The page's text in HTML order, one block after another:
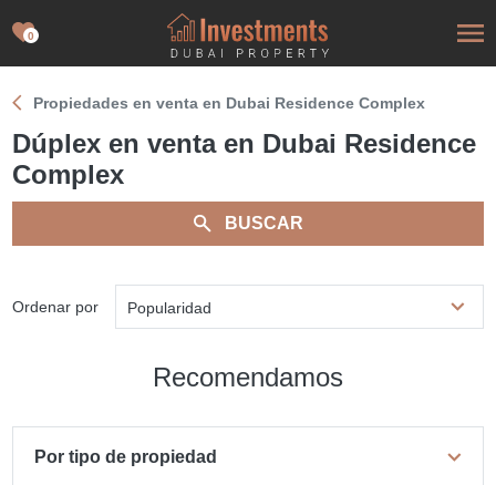
0
Propiedades en venta en Dubai Residence Complex
Dúplex en venta en Dubai Residence
Complex
BUSCAR
Ordenar por Popularidad
Recomendamos
Por tipo de propiedad